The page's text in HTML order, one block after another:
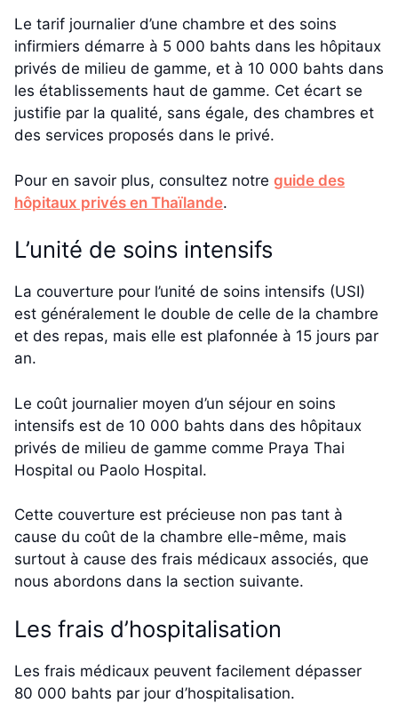
Le tarif journalier d’une chambre et des soins
infirmiers démarre à 5 000 bahts dans les hôpitaux
privés de milieu de gamme, et à 10 000 bahts dans
les établissements haut de gamme. Cet écart se
justifie par la qualité, sans égale, des chambres et
des services proposés dans le privé.
Pour en savoir plus, consultez notre guide des
hôpitaux privés en Thaïlande.
L’unité de soins intensifs
La couverture pour l’unité de soins intensifs (USI)
est généralement le double de celle de la chambre
et des repas, mais elle est plafonnée à 15 jours par
an.
Le coût journalier moyen d’un séjour en soins
intensifs est de 10 000 bahts dans des hôpitaux
privés de milieu de gamme comme Praya Thai
Hospital ou Paolo Hospital.
Cette couverture est précieuse non pas tant à
cause du coût de la chambre elle-même, mais
surtout à cause des frais médicaux associés, que
nous abordons dans la section suivante.
Les frais d’hospitalisation
Les frais médicaux peuvent facilement dépasser
80 000 bahts par jour d’hospitalisation.